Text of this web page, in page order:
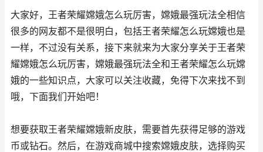
大家好，王者荣耀嫦娥怎么玩厉害，嫦娥最强玩法全相信
很多的网友都不是很明白，包括王者荣耀怎么玩嫦娥也是
一样，不过没有关系，接下来就来为大家分享关于王者荣
耀嫦娥怎么玩厉害，嫦娥最强玩法全和王者荣耀怎么玩嫦
娥的一些知识点，大家可以关注收藏，免得下次来找不到
哦，下面我们开始吧！
想要获取王者荣耀嫦娥新皮肤，需要首先获得足够的游戏
币或钻石。然后，在游戏商城中搜索嫦娥皮肤，选择购买